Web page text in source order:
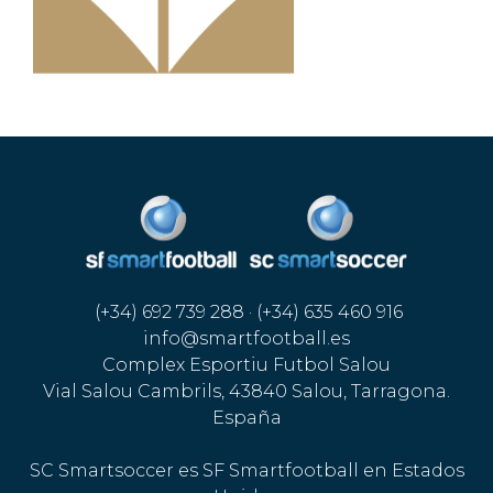
(+34) 692 739 288 · (+34) 635 460 916
info@smartfootball.es
Complex Esportiu Futbol Salou
Vial Salou Cambrils, 43840 Salou, Tarragona.
España
SC Smartsoccer es SF Smartfootball en Estados